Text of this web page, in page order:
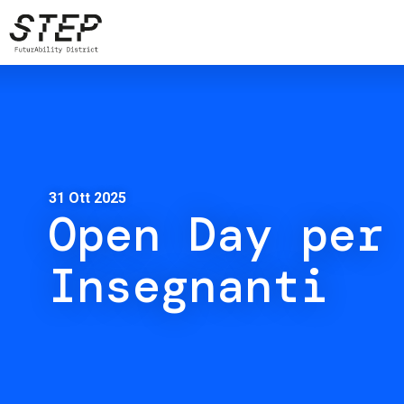
Salta
al
contenuto
31 Ott 2025
Open Day per
Insegnanti